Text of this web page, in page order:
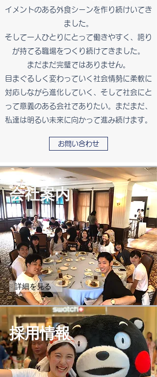
イメントのある外食シーンを作り続けいてき
ました。
そして一人ひとりにとって働きやすく、誇り
が持てる職場をつくり続けてきました。
まだまだ完璧ではありません。
​目まぐるしく変わっていく社会情勢に柔軟に
対応しながら進化していく、そして社会にと
って意義のある会社でありたい。まだまだ、
私達は明るい未来に向かって進み続けます。
お問い合わせ
会社案内
詳細を見る
採用情報